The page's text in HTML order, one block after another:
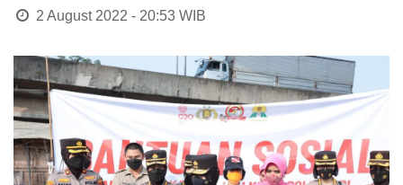
2 August 2022 - 20:53WIB